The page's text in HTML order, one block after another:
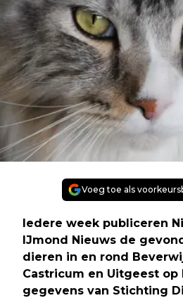
Voeg toe als
Iedere week publiceren
IJmond Nieuws de
dieren in en rond
Castricum en Uitgeest op
gegevens van Stichting